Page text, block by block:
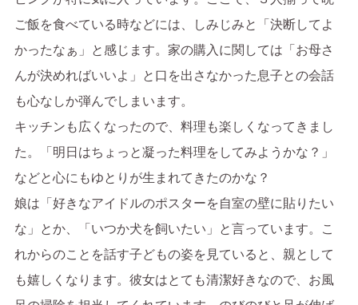
ご飯を食べている時などには、しみじみと「決断してよ
かったなぁ」と感じます。家の購入に関しては「お母さ
んが決めればいいよ」と口を出さなかった息子との会話
も心なしか弾んでしまいます。
キッチンも広くなったので、料理も楽しくなってきまし
た。「明日はちょっと凝った料理をしてみようかな？」
などと心にもゆとりが生まれてきたのかな？
娘は「好きなアイドルのポスターを自室の壁に貼りたい
な」とか、「いつか犬を飼いたい」と言っています。こ
れからのことを話す子どもの姿を見ていると、親として
も嬉しくなります。彼女はとても清潔好きなので、お風